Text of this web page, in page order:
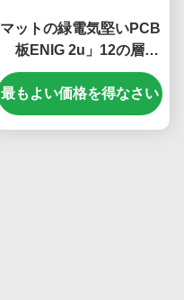
マットの緑電気堅いPCB
板ENIG 2u」12の層
2.2mm
最もよい価格を得なさい